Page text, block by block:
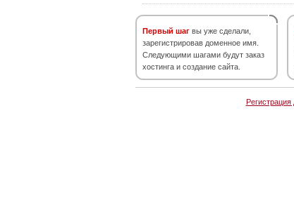
Первый шаг вы уже сделали,
зарегистрировав доменное имя.
Следующими шагами будут заказ
хостинга и создание сайта.